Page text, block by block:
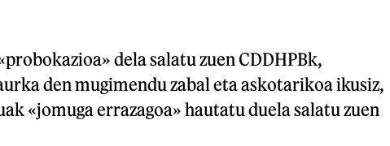
dela salatu zuen CDDHPBk,
den mugimendu zabal eta askotarikoa ikusiz,
«jomuga errazagoa» hautatu duela salatu zuen